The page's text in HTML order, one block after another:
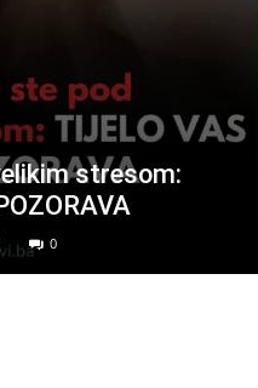
stresom:
0